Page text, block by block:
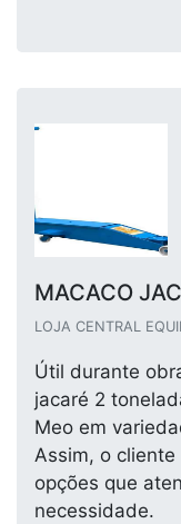
MACACO
LOJA CENTRAL
Útil durante
jacaré 2
Meo em
Assim, o
opções que
necessidade.